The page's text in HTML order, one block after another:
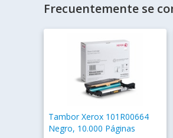
Frecuentemente se
Tambor Xerox 101R00664
Negro, 10.000 Páginas